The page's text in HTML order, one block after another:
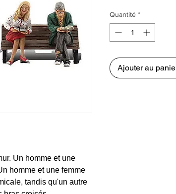
Un homme et une
homme et une femme
tandis qu'un autre
Quantité *
Ajouter au